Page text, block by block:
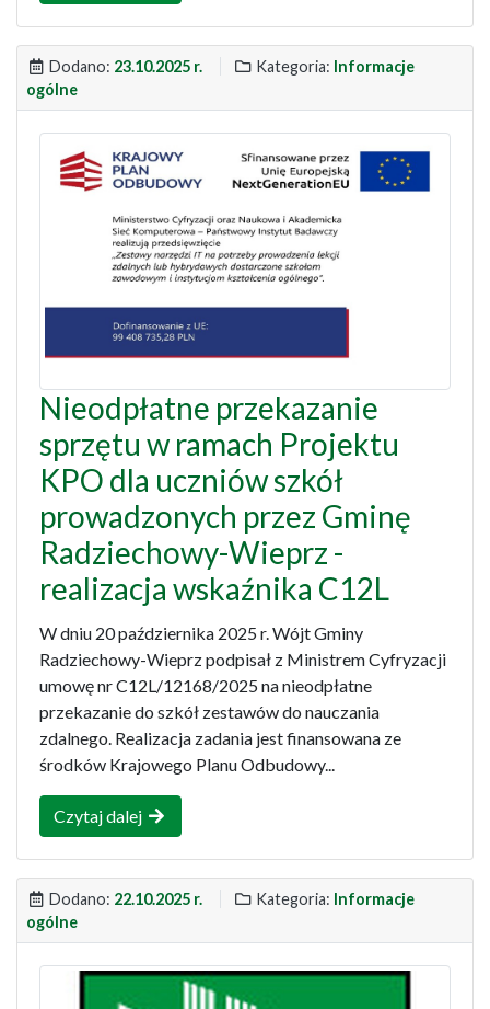
Dodano: 23.10.2025 r. Kategoria: Informacje
ogólne
Nieodpłatne przekazanie
sprzętu w ramach Projektu
KPO dla uczniów szkół
prowadzonych przez Gminę
Radziechowy-Wieprz -
realizacja wskaźnika C12L
W dniu 20 października 2025 r. Wójt Gminy
Radziechowy-Wieprz podpisał z Ministrem Cyfryzacji
umowę nr C12L/12168/2025 na nieodpłatne
przekazanie do szkół zestawów do nauczania
zdalnego. Realizacja zadania jest finansowana ze
środków Krajowego Planu Odbudowy...
Czytaj dalej
Dodano: 22.10.2025 r. Kategoria: Informacje
ogólne